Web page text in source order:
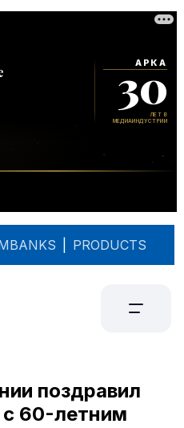
PRODUCTS
поздравил
с 60-летним